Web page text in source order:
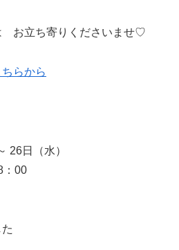
お立ち寄りくださいませ♡
らから
26日（水）
：00